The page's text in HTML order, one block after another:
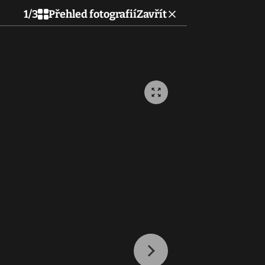
1/3 Přehled fotografiíZavřít